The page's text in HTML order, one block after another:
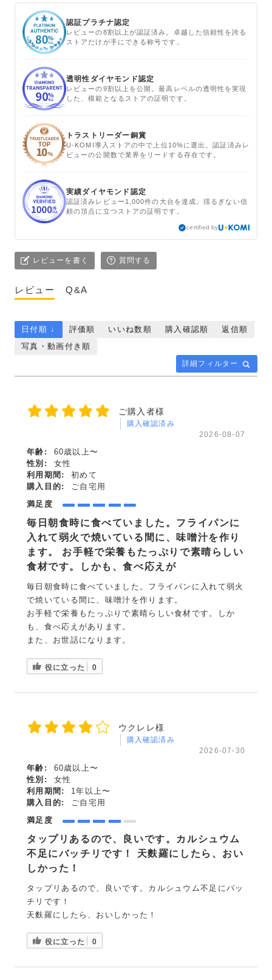
認証プラチナ認定
レビューの8割以上が認証済み。卓越した信頼性を誇る
ストアだけが手にできる称号です。
透明性ダイヤモンド認定
レビューの9割以上を公開。最高レベルの透明性を実現
した、模範となるストアの証明です。
トラストリーダー銅賞
U-KOMI導入ストアの中で上位10%に選出。認証済みレ
ビューの公開数で業界をリードする存在です。
実績ダイヤモンド認定
認証済みレビュー1,000件の大台を達成。揺るぎない信
頼の頂点に立つストアの証明です。
certified by
レビューを書く 質問する
レビュー Q&A
詳細フィルター
日付順 ↓ 評価順 いいね数順 購入確認順
返信順
写真・動画付き順
ご購入者様
購入確認済み
2026-08-07
年齢:
60歳以上〜
性別:
女性
利用期間:
初めて
購入目的:
ご自宅用
満足度
毎日朝食時に食べていました。フライパンに
入れて弱火で焼いている間に、味噌汁を作り
ます。 お手軽で栄養もたっぷりで素晴らしい
食材です。しかも、食べ応えが
毎日朝食時に食べていました。フライパンに入れて弱火
で焼いている間に、味噌汁を作ります。
お手軽で栄養もたっぷりで素晴らしい食材です。しか
も、食べ応えがあります。
また、お世話になります。
役に立った 0
ウクレレ様
購入確認済み
2026-07-30
年齢:
60歳以上〜
性別:
女性
利用期間:
1年以上〜
購入目的:
ご自宅用
満足度
タップリあるので、良いです。カルシュウム
不足にバッチリです！ 天麩羅にしたら、おい
しかった！
タップリあるので、良いです。カルシュウム不足にバッ
チリです！
天麩羅にしたら、おいしかった！
役に立った 0